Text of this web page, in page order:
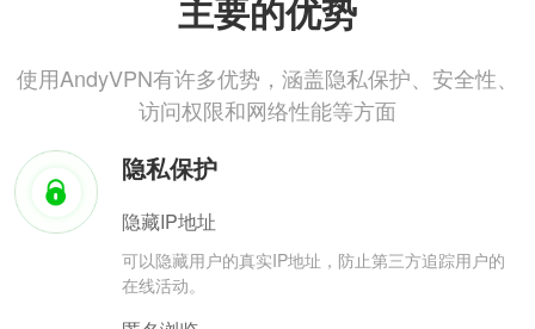
主要的优势
使用AndyVPN有许多优势，涵盖隐私保护、安全性、
访问权限和网络性能等方面
隐私保护
隐藏IP地址
可以隐藏用户的真实IP地址，防止第三方追踪用户的
在线活动。